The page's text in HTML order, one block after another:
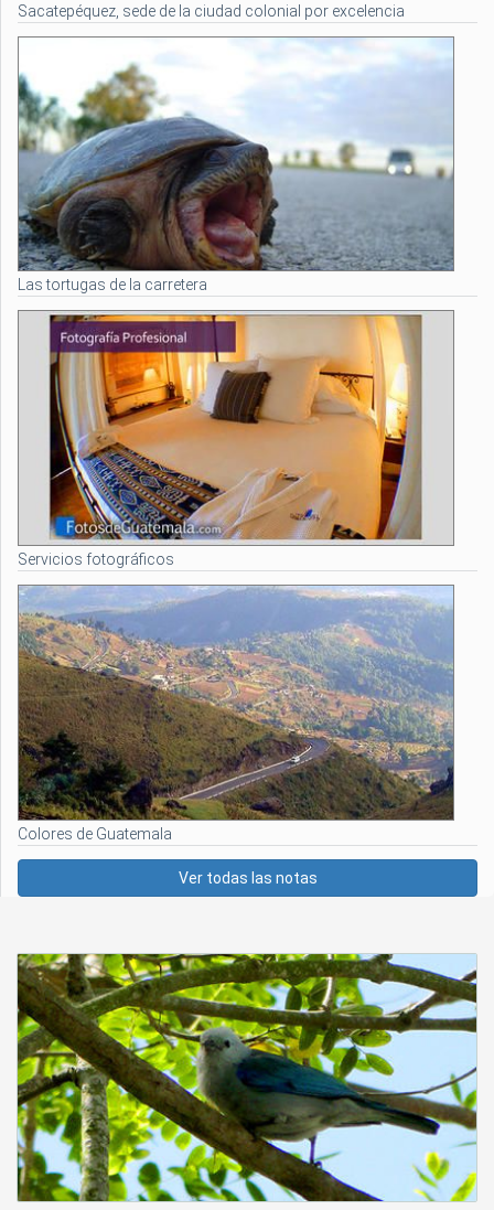
Sacatepéquez, sede de la ciudad colonial por excelencia
Las tortugas de la carretera
Servicios fotográficos
Colores de Guatemala
Ver todas las notas